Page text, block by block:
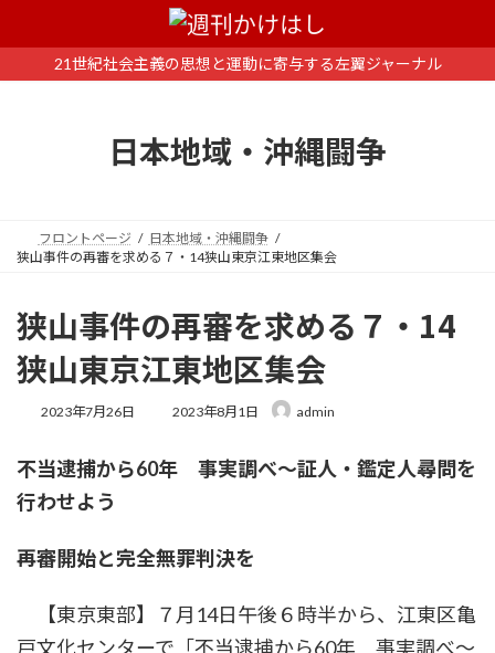
ン
ー
21世紀社会主義の思想と運動に寄与する左翼ジャーナル
日本地域・沖縄闘争
フロントページ
日本地域・沖縄闘争
狭山事件の再審を求める７・14狭山東京江東地区集会
狭山事件の再審を求める７・14
狭山東京江東地区集会
2023年7月26日
最
新
2023年8月1日 admin
不当逮捕から60年 事実調べ～証人・鑑定人尋問を
行わせよう
再審開始と完全無罪判決を
【東京東部】７月14日午後６時半から、江東区亀
戸文化センターで「不当逮捕から60年 事実調べ～